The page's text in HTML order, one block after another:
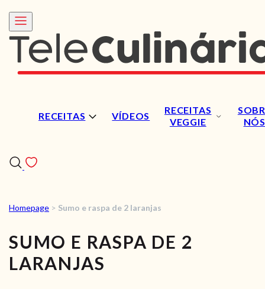
RECEITAS VÍDEOS
RECEITAS
VEGGIE
NÓS
RECEITAS
VÍDEOS
RECEITAS VEGGIE
Homepage > Sumo e raspa de 2 laranjas
SUMO E RASPA DE 2
LARANJAS